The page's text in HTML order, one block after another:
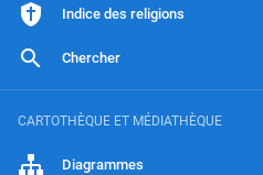
Indice des religions
Chercher
CARTOTHÈQUE ET MÉDIATHÈQUE
Diagrammes